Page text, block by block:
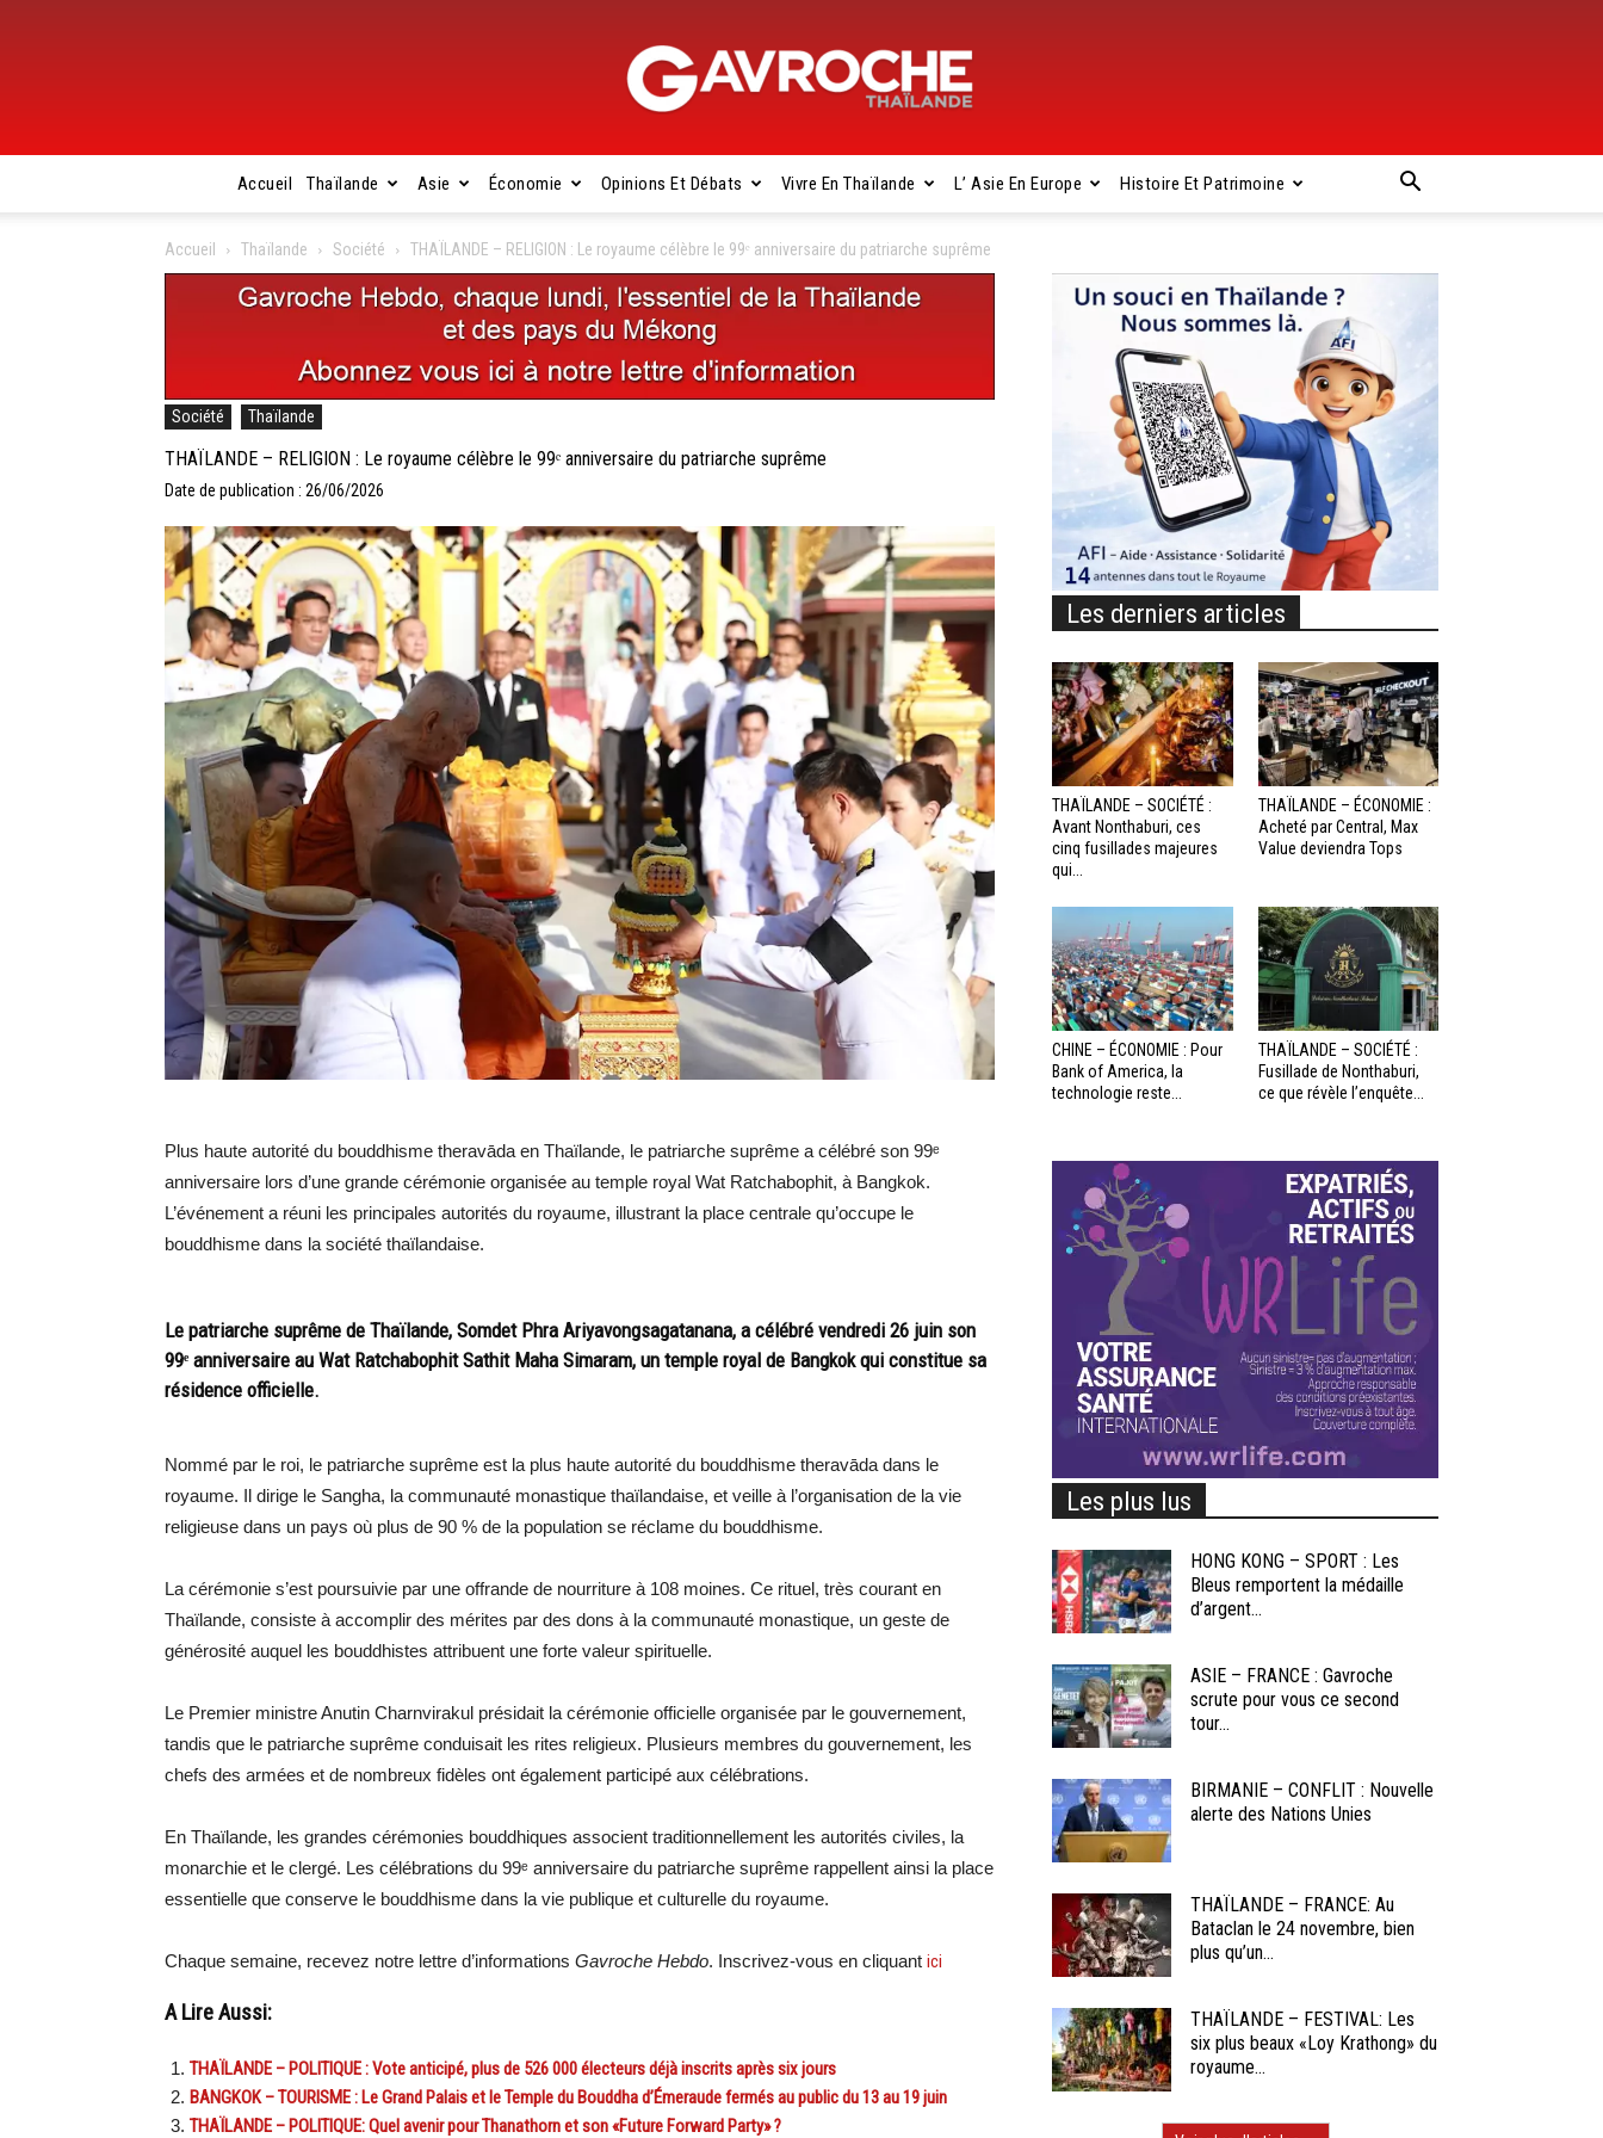
Gavroche
Accueil Thaïlande Asie Économie Opinions Et Débats Vivre En Thaïlande L’ Asie En Europe Histoire Et Patrimoine
Accueil Thaïlande Société THAÏLANDE – RELIGION : Le royaume célèbre le 99ᵉ anniversaire du patriarche suprême
Société Thaïlande
THAÏLANDE – RELIGION : Le royaume célèbre le 99ᵉ anniversaire du patriarche suprême
Date de publication : 26/06/2026
Plus haute autorité du bouddhisme theravāda en Thaïlande, le patriarche suprême a célébré son 99ᵉ
anniversaire lors d’une grande cérémonie organisée au temple royal Wat Ratchabophit, à Bangkok.
L’événement a réuni les principales autorités du royaume, illustrant la place centrale qu’occupe le
bouddhisme dans la société thaïlandaise.
Le patriarche suprême de Thaïlande, Somdet Phra Ariyavongsagatanana, a célébré vendredi 26 juin son
99ᵉ anniversaire au Wat Ratchabophit Sathit Maha Simaram, un temple royal de Bangkok qui constitue sa
résidence officielle.
Nommé par le roi, le patriarche suprême est la plus haute autorité du bouddhisme theravāda dans le
royaume. Il dirige le Sangha, la communauté monastique thaïlandaise, et veille à l’organisation de la vie
religieuse dans un pays où plus de 90 % de la population se réclame du bouddhisme.
La cérémonie s’est poursuivie par une offrande de nourriture à 108 moines. Ce rituel, très courant en
Thaïlande, consiste à accomplir des mérites par des dons à la communauté monastique, un geste de
générosité auquel les bouddhistes attribuent une forte valeur spirituelle.
Le Premier ministre Anutin Charnvirakul présidait la cérémonie officielle organisée par le gouvernement,
tandis que le patriarche suprême conduisait les rites religieux. Plusieurs membres du gouvernement, les
chefs des armées et de nombreux fidèles ont également participé aux célébrations.
En Thaïlande, les grandes cérémonies bouddhiques associent traditionnellement les autorités civiles, la
monarchie et le clergé. Les célébrations du 99ᵉ anniversaire du patriarche suprême rappellent ainsi la place
essentielle que conserve le bouddhisme dans la vie publique et culturelle du royaume.
Chaque semaine, recevez notre lettre d’informations Gavroche Hebdo. Inscrivez-vous en cliquant ici
A Lire Aussi:
THAÏLANDE – POLITIQUE : Vote anticipé, plus de 526 000 électeurs déjà inscrits après six jours
BANGKOK – TOURISME : Le Grand Palais et le Temple du Bouddha d’Émeraude fermés au public du 13 au 19 juin
THAÏLANDE – POLITIQUE: Quel avenir pour Thanathorn et son «Future Forward Party» ?
Les derniers articles
THAÏLANDE – SOCIÉTÉ :
Avant Nonthaburi, ces
cinq fusillades majeures
qui...
THAÏLANDE – ÉCONOMIE :
Acheté par Central, Max
Value deviendra Tops
CHINE – ÉCONOMIE : Pour
Bank of America, la
technologie reste...
THAÏLANDE – SOCIÉTÉ :
Fusillade de Nonthaburi,
ce que révèle l’enquête...
Les plus lus
HONG KONG – SPORT : Les
Bleus remportent la médaille
d’argent...
ASIE – FRANCE : Gavroche
scrute pour vous ce second
tour...
BIRMANIE – CONFLIT : Nouvelle
alerte des Nations Unies
THAÏLANDE – FRANCE: Au
Bataclan le 24 novembre, bien
plus qu’un...
THAÏLANDE – FESTIVAL: Les
six plus beaux «Loy Krathong» du
royaume...